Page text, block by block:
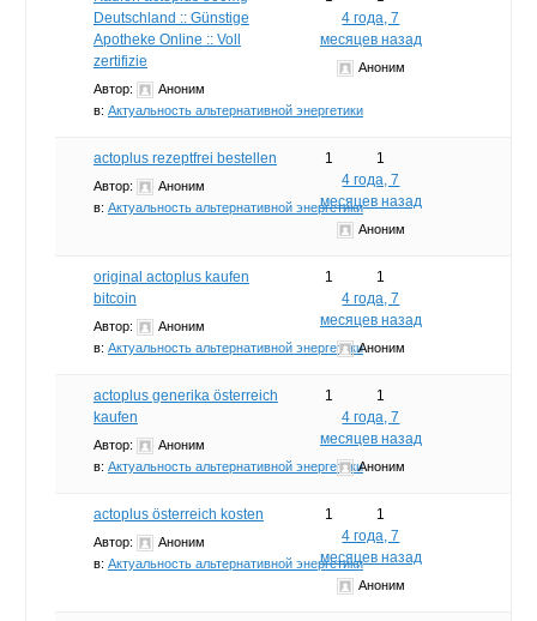
Deutschland :: Günstige
Apotheke Online :: Voll
zertifizie
Автор:
Аноним
в: Актуальность альтернативной энергетики
4 года, 7
месяцев назад
Аноним
actoplus rezeptfrei bestellen
Автор:
Аноним
в: Актуальность альтернативной энергетики
1
1
4 года, 7
месяцев назад
Аноним
original actoplus kaufen
bitcoin
Автор:
Аноним
в: Актуальность альтернативной энергетики
1
1
4 года, 7
месяцев назад
Аноним
actoplus generika österreich
kaufen
Автор:
Аноним
в: Актуальность альтернативной энергетики
1
1
4 года, 7
месяцев назад
Аноним
actoplus österreich kosten
Автор:
Аноним
в: Актуальность альтернативной энергетики
1
1
4 года, 7
месяцев назад
Аноним